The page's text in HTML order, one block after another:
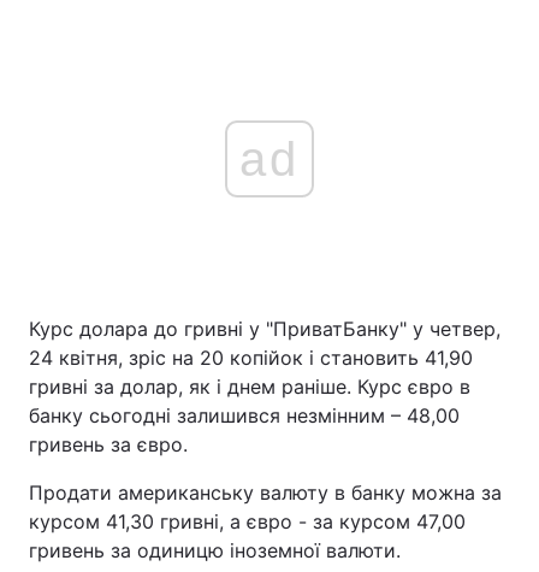
ad
Курс долара до гривні у "ПриватБанку" у четвер,
24 квітня, зріс на 20 копійок і становить 41,90
гривні за долар, як і днем раніше. Курс євро в
банку сьогодні залишився незмінним – 48,00
гривень за євро.
Продати американську валюту в банку можна за
курсом 41,30 гривні, а євро - за курсом 47,00
гривень за одиницю іноземної валюти.